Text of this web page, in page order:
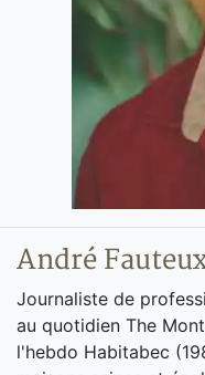
André
Journaliste de
au quotidien The
l'hebdo Habitabec